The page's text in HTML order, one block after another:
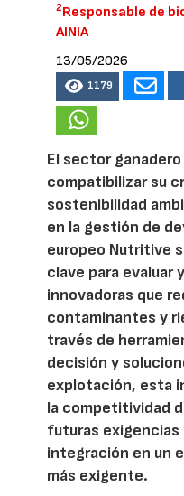
2Responsable de
AINIA
13/05/2026
1179
El sector
compatibilizar su
sostenibilidad
en la gestión de
europeo Nutritive
clave para evaluar
innovadoras que
contaminantes y
través de
decisión y
explotación, esta
la competitividad
futuras exigencias
integración en un
más exigente.